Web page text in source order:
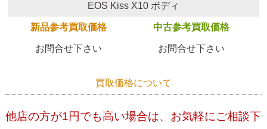
EOS Kiss X10 ボディ
新品参考買取価格 中古参考買取価格
お問合せ下さい お問合せ下さい
買取価格について
他店の方が1円でも高い場合は、お気軽にご相談下